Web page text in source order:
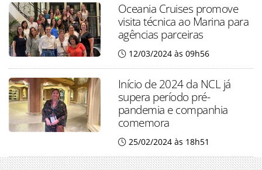
Oceania Cruises promove
visita técnica ao Marina para
agências parceiras
12/03/2024 às 09h56
Início de 2024 da NCL já
supera período pré-
pandemia e companhia
comemora
25/02/2024 às 18h51